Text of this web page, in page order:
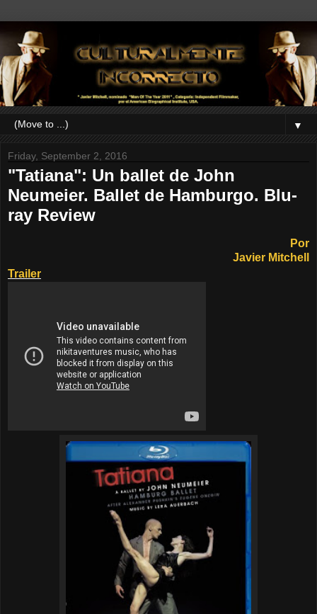
▼
Friday, September 2, 2016
"Tatiana": Un ballet de John
Neumeier. Ballet de Hamburgo. Blu-
ray Review
Por
Javier Mitchell
Trailer